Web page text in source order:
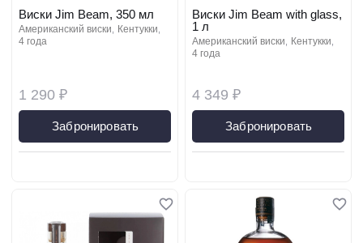
1 290 ₽
Виски Jim Beam, 350 мл
американский виски
кентукки
4 года
Забронировать
4 349 ₽
Виски Jim Beam with glass,
1 л
американский виски
кентукки
4 года
Забронировать